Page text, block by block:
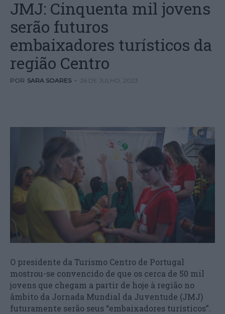
JMJ: Cinquenta mil jovens
serão futuros
embaixadores turísticos da
região Centro
POR SARA SOARES - 26 DE JULHO, 2023
O presidente da Turismo Centro de Portugal
mostrou-se convencido de que os cerca de 50 mil
jovens que chegam a partir de hoje à região no
âmbito da Jornada Mundial da Juventude (JMJ)
futuramente serão seus “embaixadores turísticos”.